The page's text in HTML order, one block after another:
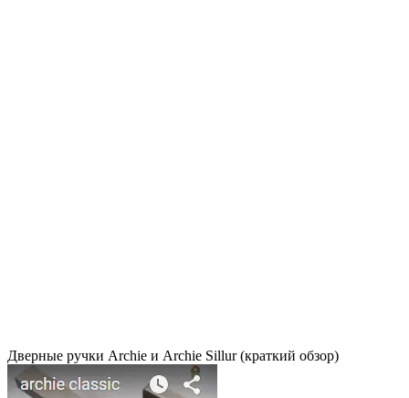
Дверные ручки Archie и Archie Sillur (краткий обзор)